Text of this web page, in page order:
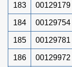
183 00129179
184 00129754
185 00129781
186 00129972